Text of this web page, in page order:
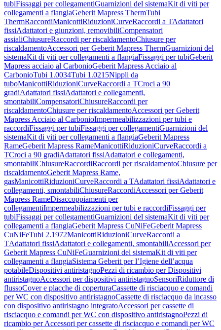
tubiFissaggi per collegamentiGuarnizioni del sistemaKit di viti per
collegamenti a flangiaGeberit Mapress ThermTubi
ThermRaccordiManicottiRiduzioniCurveRaccordi a TAdattatori
fissiAdattatori e giunzioni, removibiliCompensatori
assialiChiusureRaccordi per riscaldamentoChiusure per
riscaldamentoAccessori per Geberit Mapress ThermGuarnizioni del
sistemaKit di viti per collegamenti a flangiaFissaggi per tubiGeberit
Mapress acciaio al CarbonioGeberit Mapress Acciaio al
CarbonioTubi 1.0034Tubi 1.0215Nippli da
tuboManicottiRiduzioniCurveRaccordi a TCroci a 90
gradiAdattatori fissiAdattatori e collegamenti,
smontabiliCompensatoriChiusureRaccordi per
riscaldamentoChiusure per riscaldamentoAccessori per Geberit
Mapress Acciaio al CarbonioImpermeabilizzazioni per tubi e
raccordiFissaggi per tubiFissaggi per collegamentiGuarnizioni del
sistemaKit di viti per collegamenti a flangiaGeberit Mapress
RameGeberit Mapress RameManicottiRiduzioniCurveRaccordi a
TCroci a 90 gradiAdattatori fissiAdattatori e collegamenti,
smontabiliChiusureRaccordiRaccordi per riscaldamentoChiusure per
riscaldamentoGeberit Mapress Rame,
gasManicottiRiduzioniCurveRaccordi a TAdattatori fissiAdattatori e
collegamenti, smontabiliChiusureRaccordiAccessori per Geberit
Mapress RameDisaccoppiamenti per
collegamentiImpermeabilizzazioni per tubi e raccordiFissaggi per
tubiFissaggi per collegamentiGuarnizioni del sistemaKit di viti per
collegamenti a flangiaGeberit Mapress CuNiFeGeberit Mapress
CuNiFeTubi 2.1972ManicottiRiduzioniCurveRaccordi a
TAdattatori fissiAdattatori e collegamenti, smontabiliAccessori per
Geberit Mapress CuNiFeGuarnizioni del sistemaKit di viti per
collegamenti a flangiaSistema Geberit per l’Igiene dell’acqua
potabileDispositivi antiristagnoPezzi di ricambio per Dispositivi
antiristagnoAccessori per dispositivi antiristagnoSensoriRiduttore di
flussoCover e placche di coperturaCassette di risciacquo e comandi
per WC con dispositivo antiristagnoCassette di risciacquo da incasso
con dispositivo antiristagno integratoAccessori per cassette di
risciacquo e comandi per WC con dispositivo antiristagnoPezzi di
ricambio per Accessori per cassette di risciacquo e comandi per WC